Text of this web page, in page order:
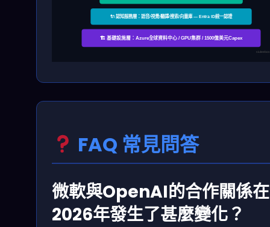
🏗️ 基礎設施層：Azure全球資料中心 / GPU集群 / 1500億美元Capex
🔌 認知服務層：語音/視覺/翻譯/搜索/向量庫 — Entra ID統一認證
FAQ 常見問答
微軟與OpenAI的合作關係在
2026年發生了甚麼變化？